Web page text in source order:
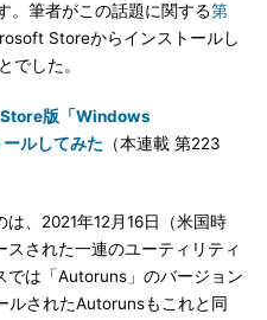
。筆者がこの話題に関する第
Storeからインストールし
でした。
版「Windows
ルしてみた （本連載 第223
、2021年12月16日（米国時
された一連のユーティリティ
では「Autoruns」のバージョン
ルされたAutorunsもこれと同